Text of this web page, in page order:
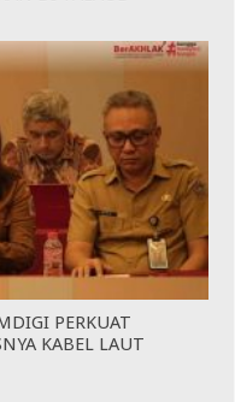
PERKUAT
KABEL LAUT